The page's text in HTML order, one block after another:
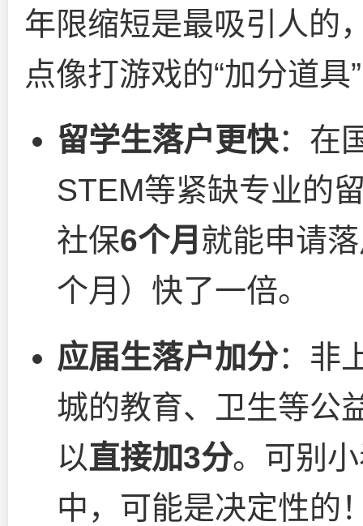
年限缩短是最吸引人的
点像打游戏的“加分道具
留学生落户更快：在
STEM等紧缺专业的
社保6个月 就能申请
个月）快了一倍。
应届生落户加分：非
城的教育、卫生等公
以直接加3分。可别
中，可能是决定性的